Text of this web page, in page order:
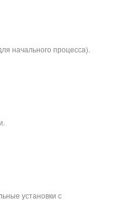
начального процесса).
установки с